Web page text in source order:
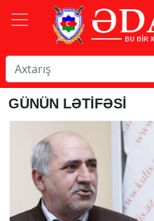
GÜNÜN LƏTİFƏSİ